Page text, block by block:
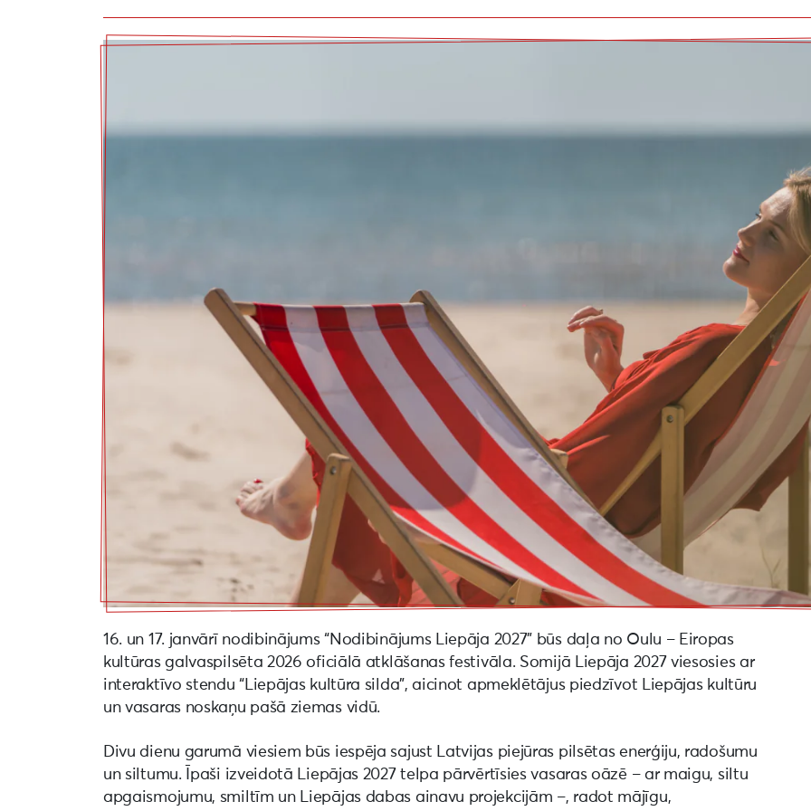
16. un 17. janvārī nodibinājums “Nodibinājums Liepāja 2027” būs daļa no Oulu – Eiropas
kultūras galvaspilsēta 2026 oficiālā atklāšanas festivāla. Somijā Liepāja 2027 viesosies ar
interaktīvo stendu “Liepājas kultūra silda”, aicinot apmeklētājus piedzīvot Liepājas kultūru
un vasaras noskaņu pašā ziemas vidū.
Divu dienu garumā viesiem būs iespēja sajust Latvijas piejūras pilsētas enerģiju, radošumu
un siltumu. Īpaši izveidotā Liepājas 2027 telpa pārvērtīsies vasaras oāzē – ar maigu, siltu
apgaismojumu, smiltīm un Liepājas dabas ainavu projekcijām –, radot mājīgu,